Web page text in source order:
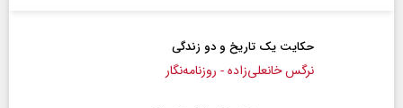
حکایت یک تاریخ و دو زندگی
نرگس خانعلی‌زاده - روزنامه‌نگار